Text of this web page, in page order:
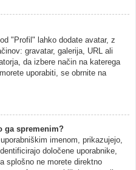
"Profil" lahko dodate avatar, z
gravatar, galerija, URL ali
da izbere način na katerega
uporabiti, se obrnite na
ga spremenim?
imenom, prikazujejo,
določene uporabnike,
splošno ne morete direktno